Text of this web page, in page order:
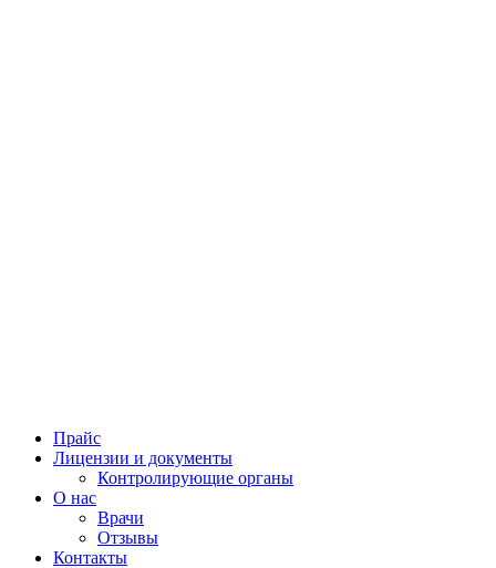
Прайс
Лицензии и документы
Контролирующие органы
О нас
Врачи
Отзывы
Контакты